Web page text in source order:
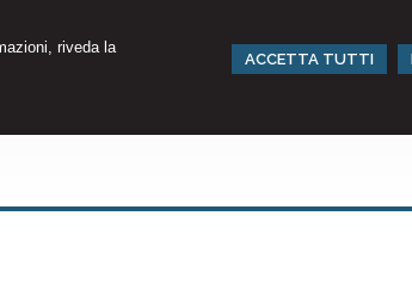
riveda la
ACCETTA TUTTI